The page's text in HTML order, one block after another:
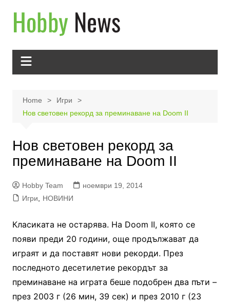
content
Home
Игри
Нов световен рекорд за преминаване на Doom II
Нов световен рекорд за
преминаване на Doom II
Hobby Team
ноември 19, 2014
Игри
НОВИНИ
Класиката не остарява. На Doom II, която се
появи преди 20 години, още продължават да
играят и да поставят нови рекорди. През
последното десетилетие рекордът за
преминаване на играта беше подобрен два пъти –
през 2003 г (26 мин, 39 сек) и през 2010 г (23